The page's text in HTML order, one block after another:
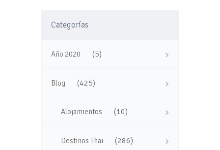
Categorías
Año 2020 (5)
Blog (425)
Alojamientos (10)
Destinos Thai (286)